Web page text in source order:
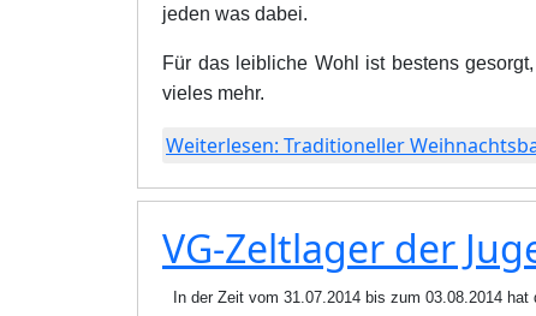
jeden was dabei.
Für das leibliche Wohl ist bestens
vieles mehr.
Weiterlesen: Traditioneller
VG-Zeltlager der
In der Zeit vom 31.07.2014 bis zum 03.08.2014 hat